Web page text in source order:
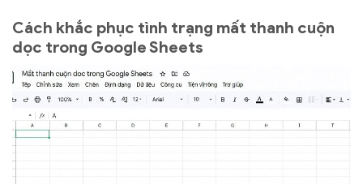
Cách khắc phục tình trạng mất thanh cuộn
dọc trong Google Sheets